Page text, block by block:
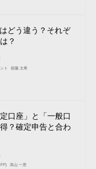
どう違う？それぞ
？
ト 頼藤 太希
口座」と「一般口
？確定申告と合わ
高山 一恵